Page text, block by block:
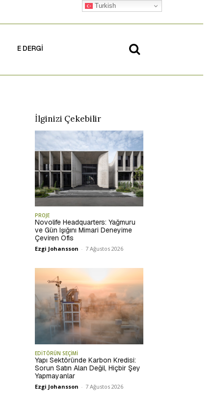
E DERGİ
İlginizi Çekebilir
PROJE
Novolife Headquarters: Yağmuru
ve Gün Işığını Mimari Deneyime
Çeviren Ofis
Ezgi Johansson - 7 Ağustos 2026
EDİTÖRÜN SEÇİMİ
Yapı Sektöründe Karbon Kredisi:
Sorun Satın Alan Değil, Hiçbir Şey
Yapmayanlar
Ezgi Johansson - 7 Ağustos 2026
Turkish